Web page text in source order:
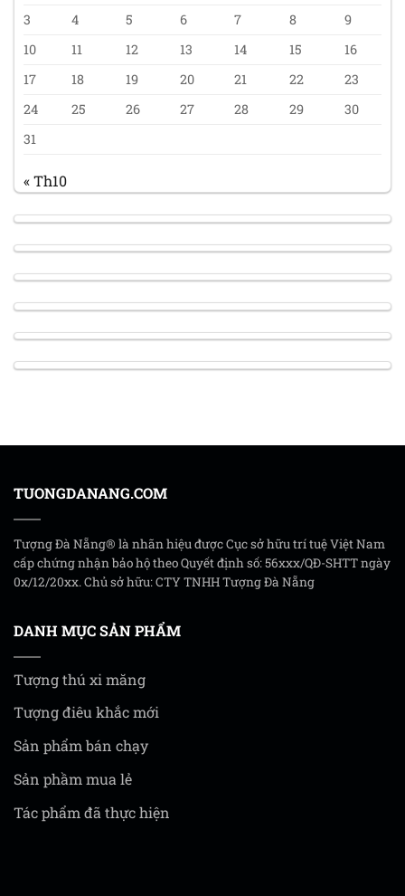
3
4 5 6 7 8
9
10
11 12 13 14 15
16
17
18 19 20 21 22
23
24
25 26 27 28 29
30
31
« Th10
TUONGDANANG.COM
Tượng Đà Nẵng® là nhãn hiệu được Cục sở hữu trí tuệ Việt Nam
cấp chứng nhận bảo hộ theo Quyết định số: 56xxx/QĐ-SHTT ngày
0x/12/20xx. Chủ sở hữu: CTY TNHH Tượng Đà Nẵng
DANH MỤC SẢN PHẨM
Tượng thú xi măng
Tượng điêu khắc mới
Sản phẩm bán chạy
Sản phầm mua lẻ
Tác phẩm đã thực hiện